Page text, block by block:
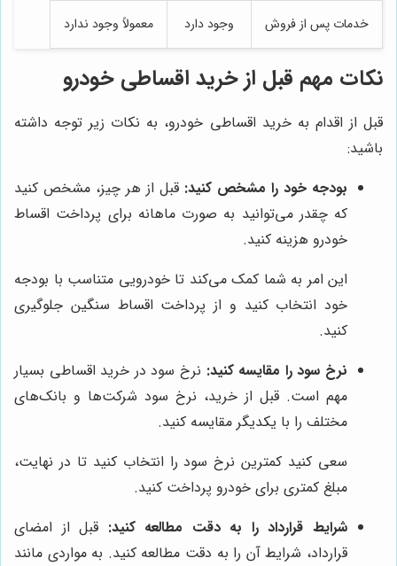
خدمات پس از فروش وجود دارد معمولاً وجود ندارد
نکات مهم قبل از خرید اقساطی خودرو
قبل از اقدام به خرید اقساطی خودرو، به نکات زیر توجه داشته
باشید:
بودجه خود را مشخص کنید: قبل از هر چیز، مشخص کنید
که چقدر می‌توانید به صورت ماهانه برای پرداخت اقساط
خودرو هزینه کنید.
این امر به شما کمک می‌کند تا خودرویی متناسب با بودجه
خود انتخاب کنید و از پرداخت اقساط سنگین جلوگیری
کنید.
نرخ سود را مقایسه کنید: نرخ سود در خرید اقساطی بسیار
مهم است. قبل از خرید، نرخ سود شرکت‌ها و بانک‌های
مختلف را با یکدیگر مقایسه کنید.
سعی کنید کمترین نرخ سود را انتخاب کنید تا در نهایت،
مبلغ کمتری برای خودرو پرداخت کنید.
شرایط قرارداد را به دقت مطالعه کنید: قبل از امضای
قرارداد، شرایط آن را به دقت مطالعه کنید. به مواردی مانند